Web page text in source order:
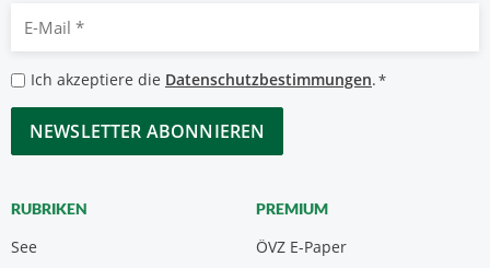
Mail
*
Datenschutzbestimmungen
*
Ich akzeptiere die Datenschutzbestimmungen.*
CAPTCHA
RUBRIKEN
See
PREMIUM
ÖVZ E-Paper